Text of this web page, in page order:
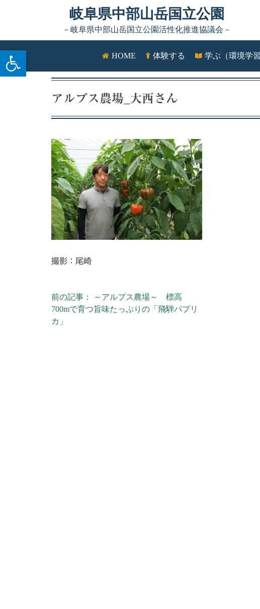
ツールバーを開く
岐阜県中部山岳国立公園
－岐阜県中部山岳国立公園活性化推進協議会－
HOME 体験する 学ぶ（環境学習
アルプス農場_大西さん
撮影：尾崎
投稿ナビゲーション
前の記事： ～アルプス農場～ 標高
700mで育つ旨味たっぷりの「飛騨パプリ
カ」